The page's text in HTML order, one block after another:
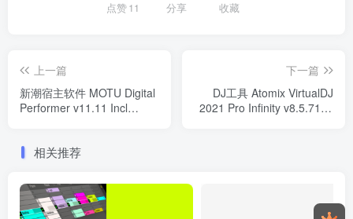
点赞11 分享 收藏
上一篇
新潮宿主软件 MOTU Digital
Performer v11.11 Incl
下一篇
DJ工具 Atomix VirtualDJ
2021 Pro Infinity v8.5.7131
相关推荐